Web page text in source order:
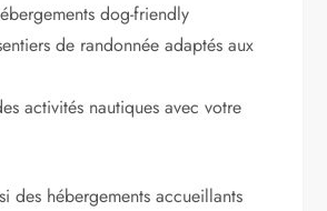
dog-friendly
de randonnée adaptés aux
activités nautiques avec votre
des hébergements accueillants